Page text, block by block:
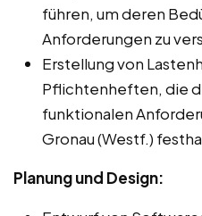
führen, um deren
Anforderungen zu
Erstellung von
Pflichtenheften, die
funktionalen
Gronau (Westf.)
Planung und Design: